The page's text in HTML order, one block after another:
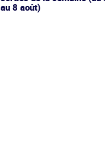
au 8 août)